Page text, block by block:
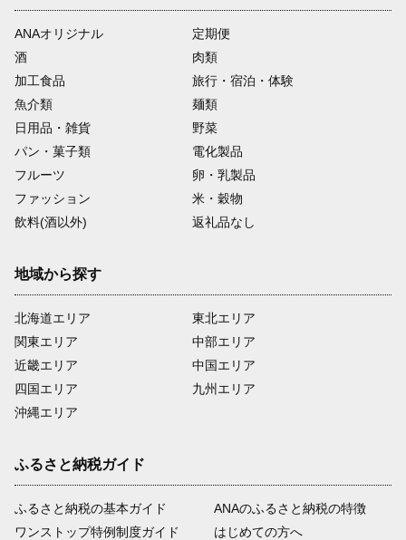
ANAオリジナル
定期便
酒
肉類
加工食品
旅行・宿泊・体験
魚介類
麺類
日用品・雑貨
野菜
パン・菓子類
電化製品
フルーツ
卵・乳製品
ファッション
米・穀物
飲料(酒以外)
返礼品なし
地域から探す
北海道エリア
関東エリア
近畿エリア
四国エリア
沖縄エリア
東北エリア
中部エリア
中国エリア
九州エリア
ふるさと納税ガイド
ふるさと納税の基本ガイド
ワンストップ特例制度ガイド
ANAのふるさと納税の特徴
はじめての方へ